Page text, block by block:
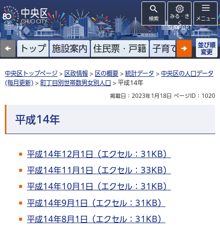
検索
みる・き
く
SUPPORT
メニュー
トップ 施設案内 住民票・戸籍 子育て 高齢者
並び順
変更
中央区トップページ > 区政情報 > 区の概要 > 統計データ > 中央区の人口データ
(毎月更新) > 町丁目別世帯数男女別人口 > 平成14年
掲載日：2023年1月18日 ページID：1020
平成14年
平成14年12月1日（エクセル：31KB）
平成14年11月1日（エクセル：33KB）
平成14年10月1日（エクセル：31KB）
平成14年9月1日（エクセル：31KB）
平成14年8月1日（エクセル：31KB）